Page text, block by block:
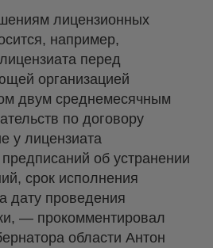
лицензионных
например,
перед
организацией
двум среднемесячным
по договору
у лицензиата
об устранении
срок исполнения
дату проведения
— прокомментировал
области Антон